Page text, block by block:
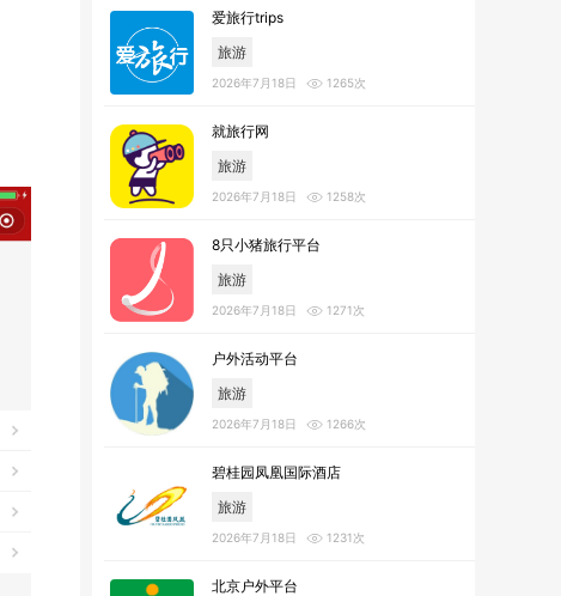
爱旅行trips
旅游
2026年7月18日 1265次
就旅行网
旅游
2026年7月18日 1258次
8只小猪旅行平台
旅游
2026年7月18日 1271次
户外活动平台
旅游
2026年7月18日 1266次
碧桂园凤凰国际酒店
旅游
2026年7月18日 1231次
北京户外平台